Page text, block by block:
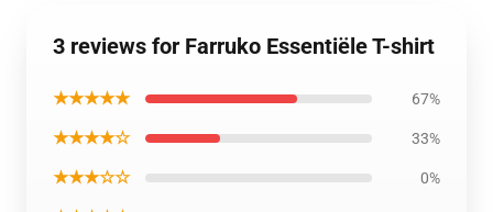
3 reviews for Farruko Essentiële T-shirt
★★★★★ 67%
★★★★☆ 33%
★★★☆☆ 0%